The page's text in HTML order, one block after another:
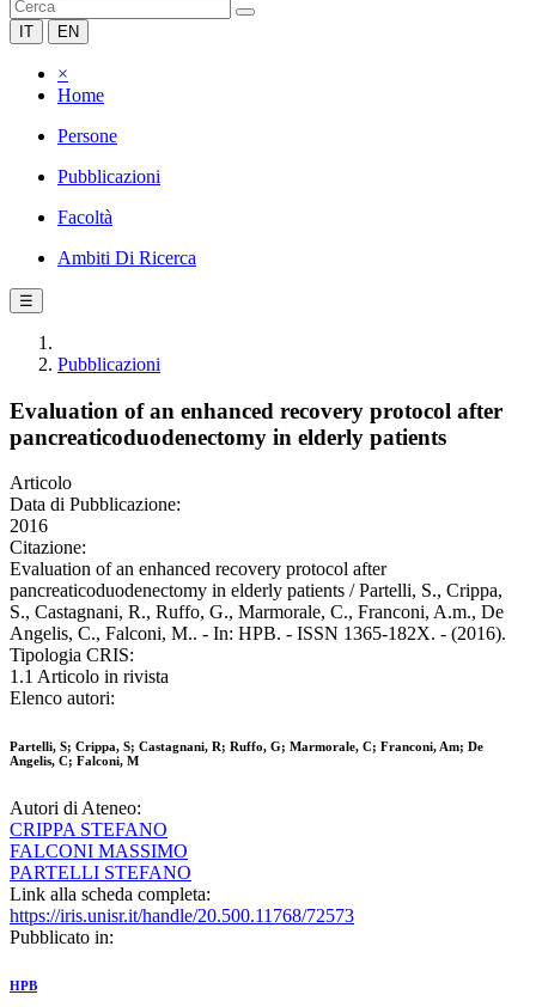
IT EN
×
Home
Persone
Pubblicazioni
Facoltà
Ambiti Di Ricerca
☰
Pubblicazioni
Evaluation of an enhanced recovery protocol after
pancreaticoduodenectomy in elderly patients
Articolo
Data di Pubblicazione:
2016
Citazione:
Evaluation of an enhanced recovery protocol after
pancreaticoduodenectomy in elderly patients / Partelli, S., Crippa,
S., Castagnani, R., Ruffo, G., Marmorale, C., Franconi, A.m., De
Angelis, C., Falconi, M.. - In: HPB. - ISSN 1365-182X. - (2016).
Tipologia CRIS:
1.1 Articolo in rivista
Elenco autori:
Partelli, S; Crippa, S; Castagnani, R; Ruffo, G; Marmorale, C; Franconi, Am; De
Angelis, C; Falconi, M
Autori di Ateneo:
CRIPPA STEFANO
FALCONI MASSIMO
PARTELLI STEFANO
Link alla scheda completa:
https://iris.unisr.it/handle/20.500.11768/72573
Pubblicato in:
HPB